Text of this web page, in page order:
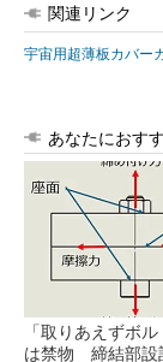
関連リンク
宇宙用超薄板カバー
あなたにおす
「取りあえずボル
は禁物 締結部設